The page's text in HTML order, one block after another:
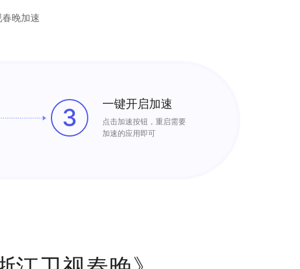
晚加速
3 一键开启加速
点击加速按钮，重启需要
加速的应用即可